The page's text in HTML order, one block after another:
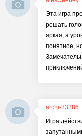
Эта игра
решать
яркая, а
понятное,
archi-83286
Игра